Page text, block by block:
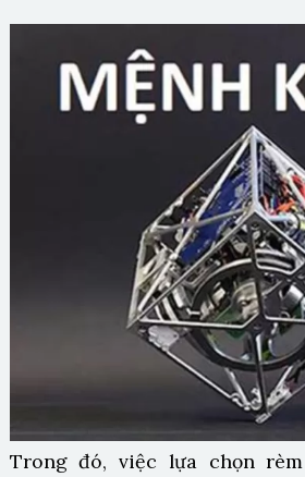
Trong đó, việc lựa chọn